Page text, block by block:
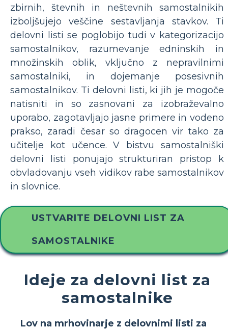
zbirnih, števnih in neštevnih samostalnikih
izboljšujejo veščine sestavljanja stavkov. Ti
delovni listi se poglobijo tudi v kategorizacijo
samostalnikov, razumevanje edninskih in
množinskih oblik, vključno z nepravilnimi
samostalniki, in dojemanje posesivnih
samostalnikov. Ti delovni listi, ki jih je mogoče
natisniti in so zasnovani za izobraževalno
uporabo, zagotavljajo jasne primere in vodeno
prakso, zaradi česar so dragocen vir tako za
učitelje kot učence. V bistvu samostalniški
delovni listi ponujajo strukturiran pristop k
obvladovanju vseh vidikov rabe samostalnikov
in slovnice.
USTVARITE DELOVNI LIST ZA
SAMOSTALNIKE
Ideje za delovni list za
samostalnike
Lov na mrhovinarje z delovnimi listi za